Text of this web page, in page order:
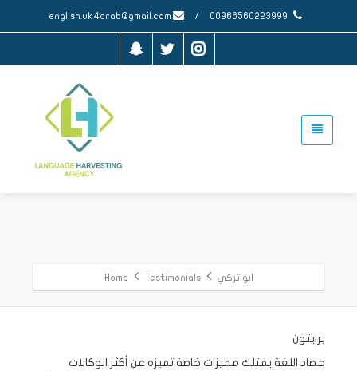
/
english.uk4arab@gmail.com
ابو تركي Testimonials
Home
برايتون
حصاد اللغة يمتلك مميزات خاصة تميزه عن أكثر الوكالات